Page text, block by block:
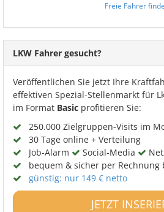
Freie Fahrer
LKW Fahrer gesucht?
Veröffentlichen Sie jetzt Ihre
effektiven Spezial-Stellenmarkt für
im Format Basic profitieren Sie:
250.000 Zielgruppen-Visits im
30 Tage online + Verteilung
Job-Alarm
Social-Media
bequem & sicher per Rechnung
günstig: nur 149 € netto
JETZT